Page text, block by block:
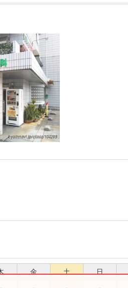
金 土 日
外科、消化器内科、肛門
外…